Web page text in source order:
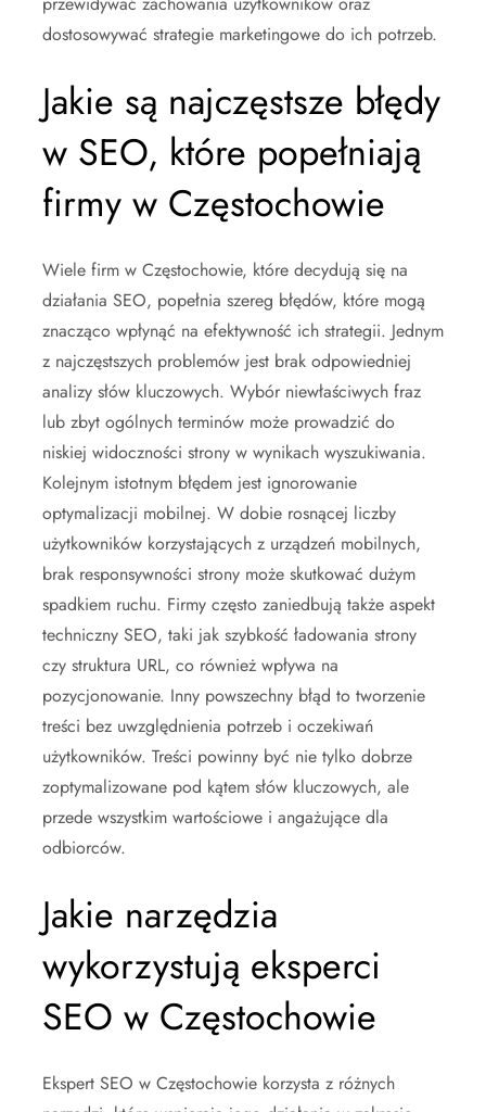
dostosowywać strategie marketingowe do ich potrzeb.
Jakie są najczęstsze błędy
w SEO, które popełniają
firmy w Częstochowie
Wiele firm w Częstochowie, które decydują się na
działania SEO, popełnia szereg błędów, które mogą
znacząco wpłynąć na efektywność ich strategii. Jednym
z najczęstszych problemów jest brak odpowiedniej
analizy słów kluczowych. Wybór niewłaściwych fraz
lub zbyt ogólnych terminów może prowadzić do
niskiej widoczności strony w wynikach wyszukiwania.
Kolejnym istotnym błędem jest ignorowanie
optymalizacji mobilnej. W dobie rosnącej liczby
użytkowników korzystających z urządzeń mobilnych,
brak responsywności strony może skutkować dużym
spadkiem ruchu. Firmy często zaniedbują także aspekt
techniczny SEO, taki jak szybkość ładowania strony
czy struktura URL, co również wpływa na
pozycjonowanie. Inny powszechny błąd to tworzenie
treści bez uwzględnienia potrzeb i oczekiwań
użytkowników. Treści powinny być nie tylko dobrze
zoptymalizowane pod kątem słów kluczowych, ale
przede wszystkim wartościowe i angażujące dla
odbiorców.
Jakie narzędzia
wykorzystują eksperci
SEO w Częstochowie
Ekspert SEO w Częstochowie korzysta z różnych